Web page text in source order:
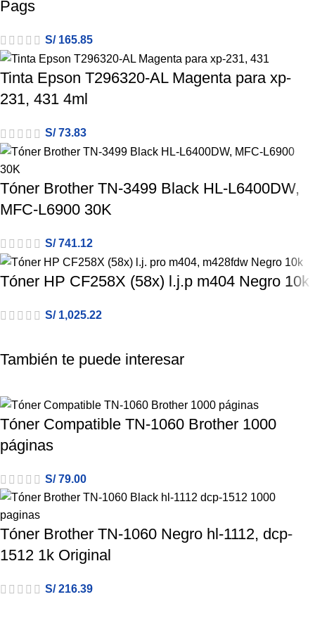
Pags
S/165.85
Tinta Epson T296320-AL Magenta para xp-
231, 431 4ml
S/73.83
Tóner Brother TN-3499 Black HL-L6400DW,
MFC-L6900 30K
S/741.12
Tóner HP CF258X (58x) l.j.p m404 Negro 10k
S/1,025.22
También te puede interesar
Tóner Compatible TN-1060 Brother 1000
páginas
S/79.00
Tóner Brother TN-1060 Negro hl-1112, dcp-
1512 1k Original
S/216.39